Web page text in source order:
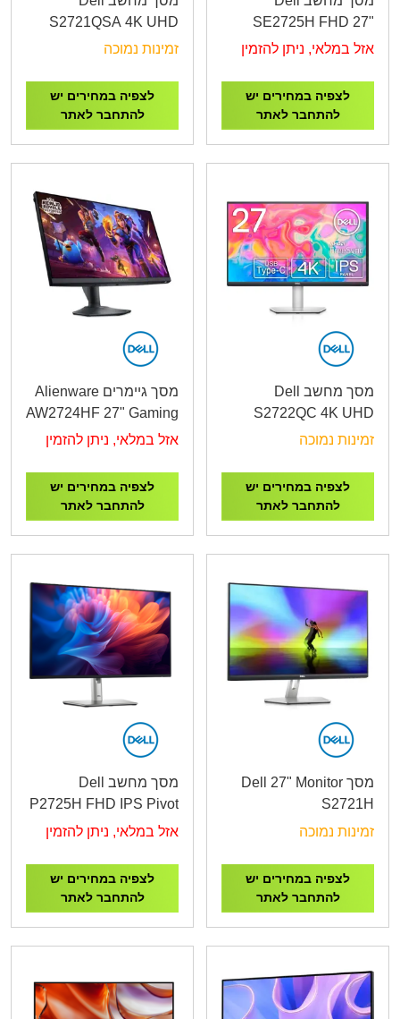
SE2725H FHD 27"
VGA HDMI
אזל במלאי, ניתן להזמין
לצפיה במחירים יש
להתחבר לאתר
S2721QSA 4K UHD
27" 2XHDMI,DP
זמינות נמוכה
לצפיה במחירים יש
להתחבר לאתר
מסך מחשב Dell
S2722QC 4K UHD
USB-C 27" 2XHDMI,DP
זמינות נמוכה
לצפיה במחירים יש
להתחבר לאתר
מסך גיימרים Alienware
AW2724HF 27" Gaming
Monitor 0.5ms,SSIPS,
אזל במלאי, ניתן להזמין
לצפיה במחירים יש
להתחבר לאתר
מסך Dell 27" Monitor
S2721H
זמינות נמוכה
לצפיה במחירים יש
להתחבר לאתר
מסך מחשב Dell
P2725H FHD IPS Pivot
100Hz 5ms
אזל במלאי, ניתן להזמין
לצפיה במחירים יש
להתחבר לאתר